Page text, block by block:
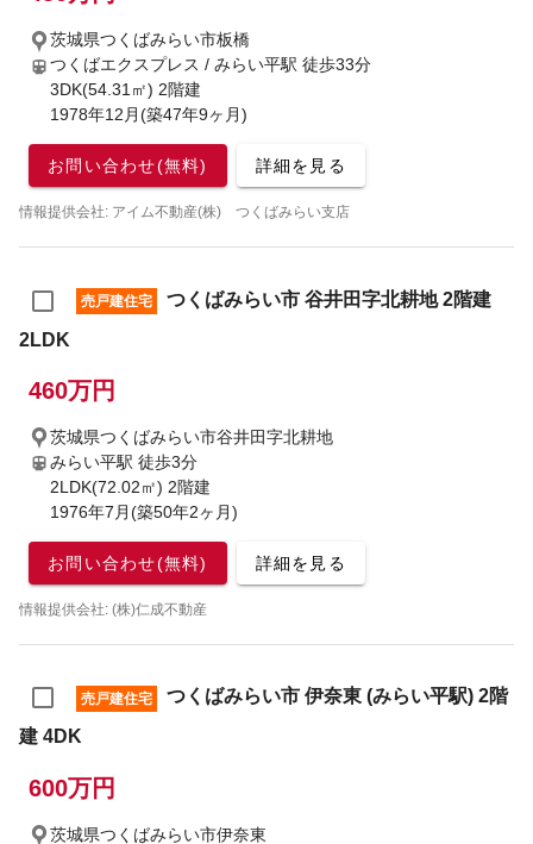
茨城県つくばみらい市板橋
つくばエクスプレス / みらい平駅 徒歩33分
3DK(54.31㎡) 2階建
1978年12月(築47年9ヶ月)
お問い合わせ(無料) 詳細を見る
情報提供会社: アイム不動産(株) つくばみらい支店
売戸建住宅
つくばみらい市 谷井田字北耕地 2階建
2LDK
460万円
茨城県つくばみらい市谷井田字北耕地
みらい平駅 徒歩3分
2LDK(72.02㎡) 2階建
1976年7月(築50年2ヶ月)
お問い合わせ(無料) 詳細を見る
情報提供会社: (株)仁成不動産
売戸建住宅
つくばみらい市 伊奈東 (みらい平駅) 2階
建 4DK
600万円
茨城県つくばみらい市伊奈東